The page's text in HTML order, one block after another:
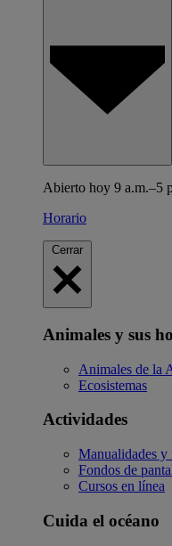
Abierto hoy 9 a.m.–5
Horario
Cerrar
Animales y sus
Animales de la
Ecosistemas
Actividades
Manualidades y
Fondos de
Cursos en línea
Cuida el océano